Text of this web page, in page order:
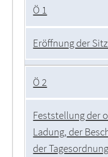
Ö 1
Eröffnung der
Ö 2
Feststellung der
Ladung, der
der Tagesordnung